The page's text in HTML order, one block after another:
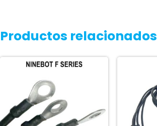
Productos relacionados